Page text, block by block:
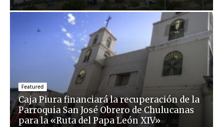
Featured
Caja Piura financiará la recuperación de la
Parroquia San José Obrero de Chulucanas
para la «Ruta del Papa León XIV»